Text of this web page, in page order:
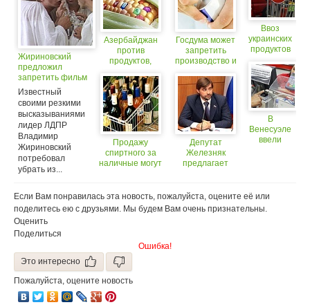
Жириновский
предложил
запретить фильм
«Ирония судьбы»
спиртного (18+)
Известный
своими резкими
высказываниями
лидер ЛДПР
Владимир
Жириновский
потребовал
убрать из...
Азербайджан
против
продуктов,
ГМО
Продажу
спиртного за
наличные могут
Госдума может
запретить
производство и
энергетических
напитков
Депутат
Железняк
предлагает
спиртного в кафе
Ввоз
украинских
продуктов
могут
запретить
В
Венесуэле
ввели
Если Вам понравилась эта новость, пожалуйста, оцените её или
поделитесь ею с друзьями. Мы будем Вам очень признательны.
Оценить
Поделиться
Ошибка!
Это интересно
Пожалуйста, оцените новость